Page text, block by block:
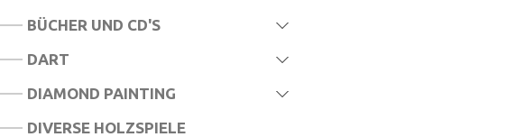
BÜCHER UND CD'S
DART
DIAMOND PAINTING
DIVERSE HOLZSPIELE